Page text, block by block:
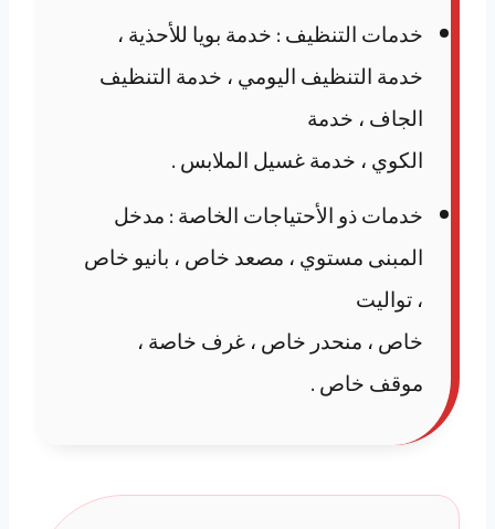
خدمات التنظيف : خدمة بويا للأحذية ،
خدمة التنظيف اليومي ، خدمة التنظيف
الجاف ، خدمة
الكوي ، خدمة غسيل الملابس .
خدمات ذو الأحتياجات الخاصة : مدخل
المبنى مستوي ، مصعد خاص ، بانيو خاص
، تواليت
خاص ، منحدر خاص ، غرف خاصة ،
موقف خاص .